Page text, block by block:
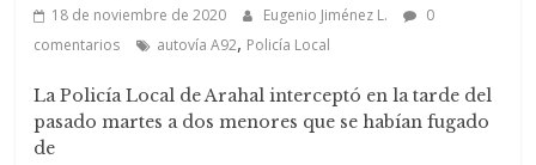
18 de noviembre de 2020 Eugenio Jiménez L.
0
comentarios
autovía A92, Policía Local
La Policía Local de Arahal interceptó en la tarde del
pasado martes a dos menores que se habían fugado
de